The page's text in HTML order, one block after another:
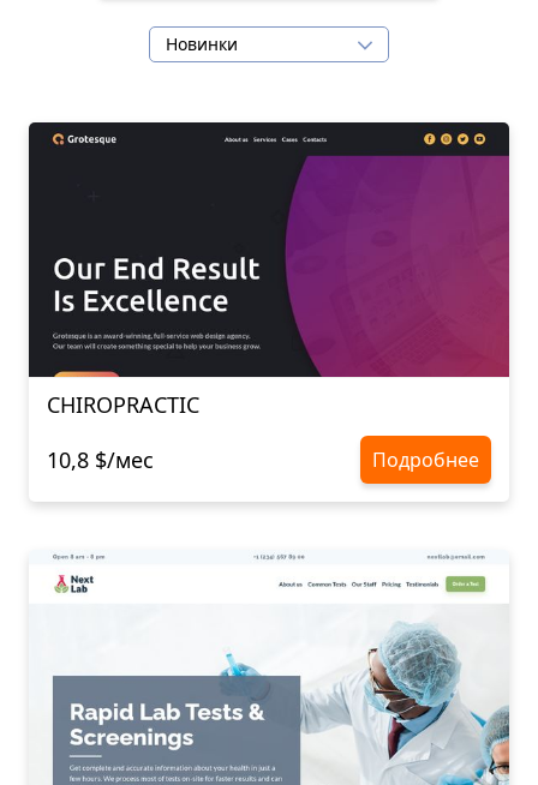
Новинки
CHIROPRACTIC
10,8 $/мес
Подробнее